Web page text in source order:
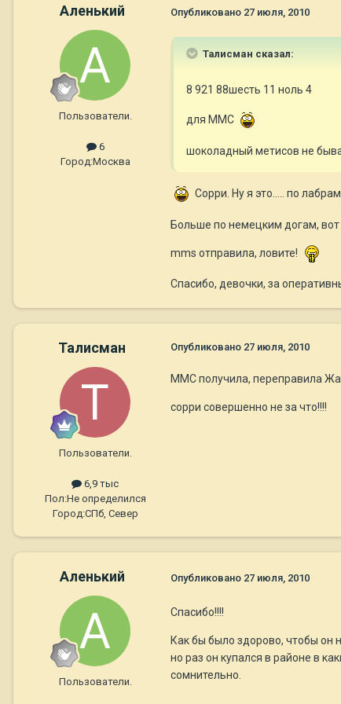
Аленький
Пользователи.
6
Город:Москва
Опубликовано 27 июля, 2010
Талисман сказал:
8 921 88шесть 11 ноль 4
для ММС
шоколадный метисов не
Сорри. Ну я это..... по лабрам
Больше по немецким догам, вот
mms отправила, ловите!
Спасибо, девочки, за
Талисман
Пользователи.
6,9 тыс
Пол:Не определился
Город:СПб, Север
Опубликовано 27 июля, 2010
ММС получила, переправила
сорри совершенно не за что!!!!
Аленький
Пользователи.
Опубликовано 27 июля, 2010
Спасибо!!!!
Как бы было здорово, чтобы он
но раз он купался в районе в
сомнительно.